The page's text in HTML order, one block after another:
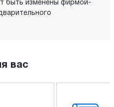
быть изменены фирмой-
вас